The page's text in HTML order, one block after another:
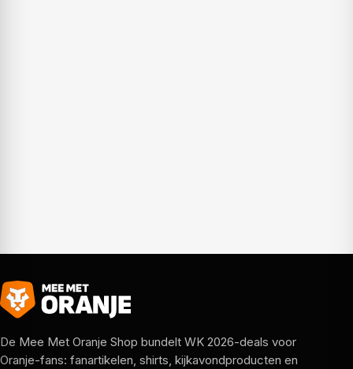
De Mee Met Oranje Shop bundelt WK 2026-deals voor
Oranje-fans: fanartikelen, shirts, kijkavondproducten en